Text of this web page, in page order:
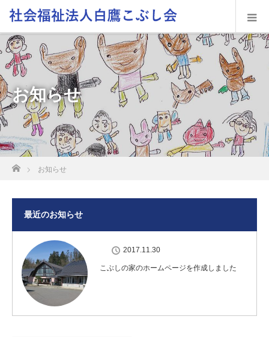
お知らせ
お知らせ
最近のお知らせ
2017.11.30
こぶしの家のホームページを作成しました